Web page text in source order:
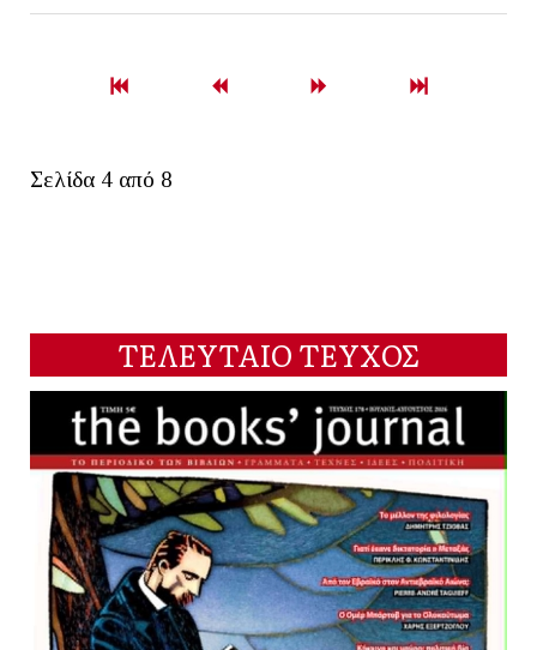
Σελίδα 4 από 8
ΤΕΛΕΥΤΑΙΟ ΤΕΥΧΟΣ